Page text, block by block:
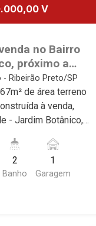
V
no Bairro
próximo a
Preto/SP.
Ribeirão Preto/SP
de área terreno
à venda,
- Jardim Botânico,
imóvel que a
selecionou para
2
Banho
1
Garagem